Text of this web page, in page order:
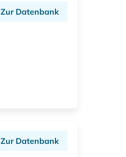
Zur Datenbank
Zur Datenbank